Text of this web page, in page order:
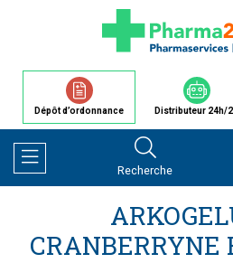
Dépôt d’ordonnance Distributeur 24h/
Afficher la navigation
Recherche
CRANBERRYNE